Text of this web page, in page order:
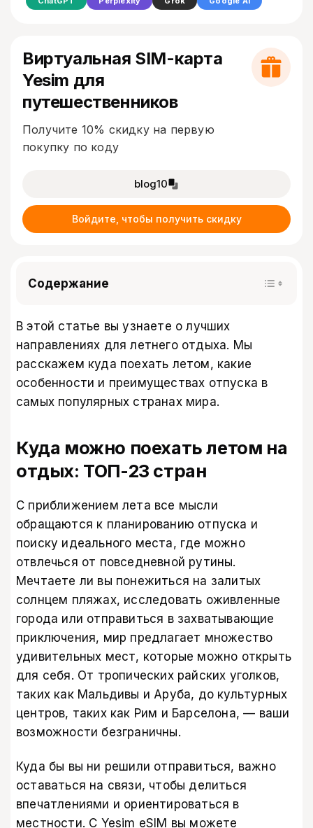
Виртуальная SIM-карта
Yesim для
путешественников
Получите 10% скидку на первую
покупку по коду
blog10
Войдите, чтобы получить скидку
Содержание
В этой статье вы узнаете о лучших
направлениях для летнего отдыха. Мы
расскажем куда поехать летом, какие
особенности и преимуществах отпуска в
самых популярных странах мира.
Куда можно поехать летом на
отдых: ТОП-23 стран
С приближением лета все мысли
обращаются к планированию отпуска и
поиску идеального места, где можно
отвлечься от повседневной рутины.
Мечтаете ли вы понежиться на залитых
солнцем пляжах, исследовать оживленные
города или отправиться в захватывающие
приключения, мир предлагает множество
удивительных мест, которые можно открыть
для себя. От тропических райских уголков,
таких как Мальдивы и Аруба, до культурных
центров, таких как Рим и Барселона, — ваши
возможности безграничны.
Куда бы вы ни решили отправиться, важно
оставаться на связи, чтобы делиться
впечатлениями и ориентироваться в
местности. С Yesim eSIM вы можете